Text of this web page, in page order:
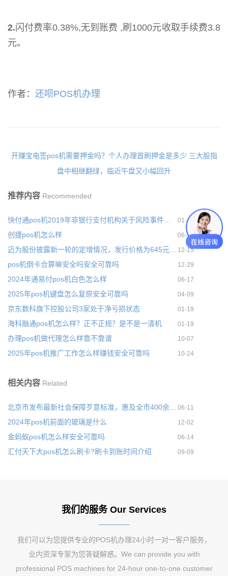
2.闪付费率0.38%,无到账费 ,刷1000元收取手续费3.8
元。
作者： 还呗POS机办理
开赚宝电签pos机需要押金吗？个人办理首刷押金是多少 三大股指
盘中相继翻绿，临近午盘又小幅回升
推荐内容 Recommended
01-19
创捷pos机怎么样 06-11
12-15
pos机倒卡合算嘛安全吗安全可靠吗 12-29
2024年通易付pos机白色怎么样 06-17
2025年pos机键盘怎么复原安全可靠吗 04-09
京东数科旗下控股公司3家处于净亏损状态 01-19
海科融通pos机怎么样？正不正规？是不是一清机 01-19
办理pos机做代理怎么样靠不靠谱 10-07
2025年pos机推广工作怎么样赚钱安全可靠吗 10-24
相关内容 Related
06-11
2024年pos机前面的玻璃是什么 12-02
金蚂蚁pos机怎么样安全可靠吗 06-14
汇付天下大pos机怎么刷卡?刷卡到账时间介绍 09-09
我们的服务 Our Services
我们可以为您提供专业的POS机办理24小时一对一客户服务，
业内资深专家为您答疑解惑。We can provide you with
professional POS machines for 24-hour one-to-one customer